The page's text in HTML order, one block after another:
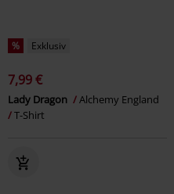
% Exklusiv
7,99 €
Lady Dragon
Alchemy England
T-Shirt